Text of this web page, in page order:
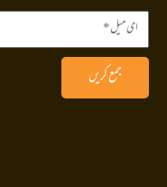
جمع کریں